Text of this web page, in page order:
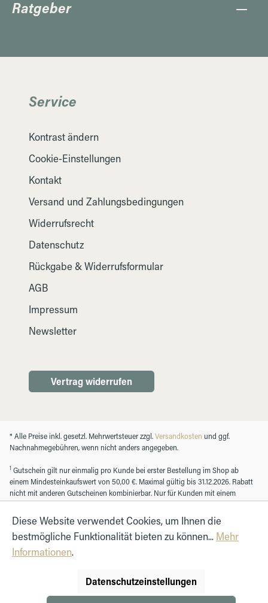
Ratgeber
Service
Kontrast ändern
Cookie-Einstellungen
Kontakt
Versand und Zahlungsbedingungen
Widerrufsrecht
Datenschutz
Rückgabe & Widerrufsformular
AGB
Impressum
Newsletter
Vertrag widerrufen
* Alle Preise inkl. gesetzl. Mehrwertsteuer zzgl.Versandkosten und ggf.
Nachnahmegebühren, wenn nicht anders angegeben.
1 Gutschein gilt nur einmalig pro Kunde bei erster Bestellung im Shop ab
einem Mindesteinkaufswert von 50,00 €. Maximal gültig bis 31.12.2026. Rabatt
nicht mit anderen Gutscheinen kombinierbar. Nur für Kunden mit einem
registrierten Kundenkonto.
Diese Website verwendet Cookies, um Ihnen die
bestmögliche Funktionalität bieten zu können... Mehr
Informationen.
Datenschutzeinstellungen